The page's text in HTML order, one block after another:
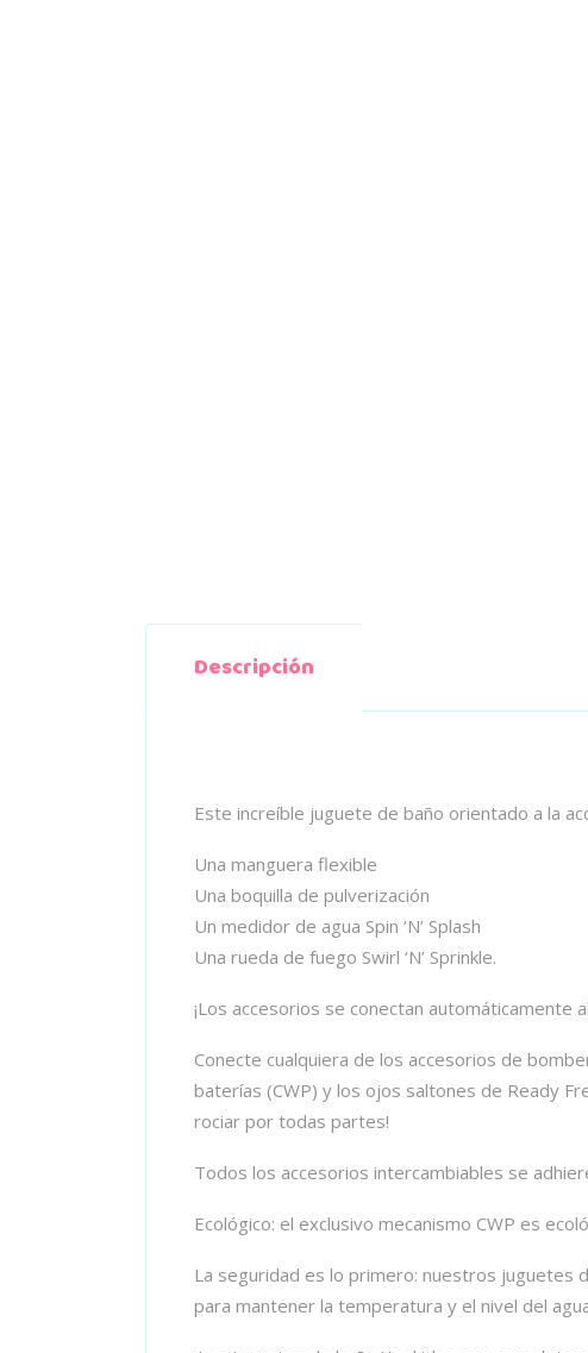
Descripción
Este increíble juguete de baño orientado a la
Una manguera flexible
Una boquilla de pulverización
Un medidor de agua Spin ‘N’ Splash
Una rueda de fuego Swirl ‘N’ Sprinkle.
¡Los accesorios se conectan automáticamente
Conecte cualquiera de los accesorios de
baterías (CWP) y los ojos saltones de Ready
rociar por todas partes!
Todos los accesorios intercambiables se
Ecológico: el exclusivo mecanismo CWP es
La seguridad es lo primero: nuestros juguetes
para mantener la temperatura y el nivel del